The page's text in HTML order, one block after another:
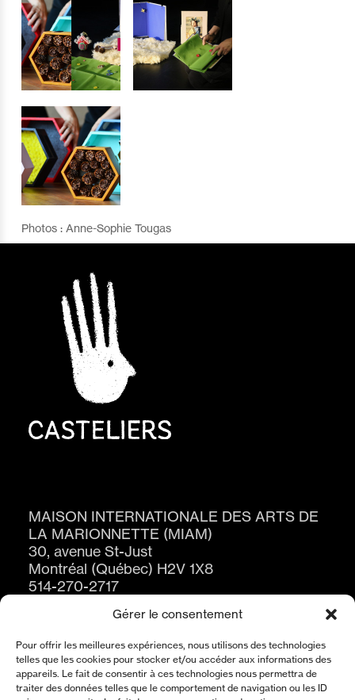
Gérer le consentement
Pour offrir les meilleures expériences, nous utilisons des technologies
telles que les cookies pour stocker et/ou accéder aux informations des
appareils. Le fait de consentir à ces technologies nous permettra de
traiter des données telles que le comportement de navigation ou les ID
Photos : Anne-Sophie Tougas
MAISON INTERNATIONALE DES ARTS DE
LA MARIONNETTE (MIAM)
30, avenue St-Just
Montréal (Québec) H2V 1X8
514-270-2717